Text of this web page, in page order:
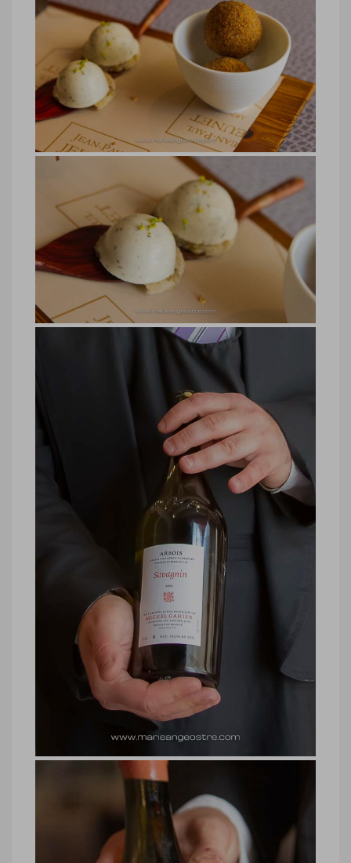
Jura, restaurant chef Jean-Paul
Jeunet
Jura, restaurant chef Jean-Paul Jeunet
© Marie-Ange Ostré
Jura, restaurant chef Jean-Paul
Jeunet
Jura, restaurant chef Jean-Paul Jeunet
© Marie-Ange Ostré
Jura, restaurant chef Jean-Paul
Jura, restaurant chef Jean-Paul Jeunet
© Marie-Ange Ostré